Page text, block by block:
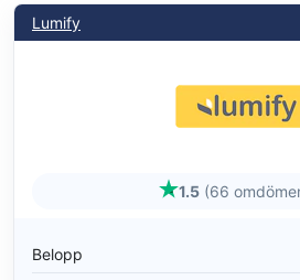
Lumify
1.5 (66
Belopp